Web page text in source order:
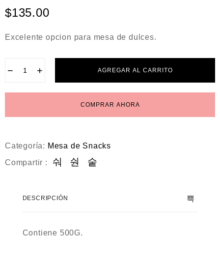
l
o
a
d
e
$135.00
Excelente opcion para mesa de dulces.
− + AGREGAR AL CARRITO
COMPRAR AHORA
Categoría: Mesa de Snacks
Compartir :
DESCRIPCIÓN
Contiene 500G.